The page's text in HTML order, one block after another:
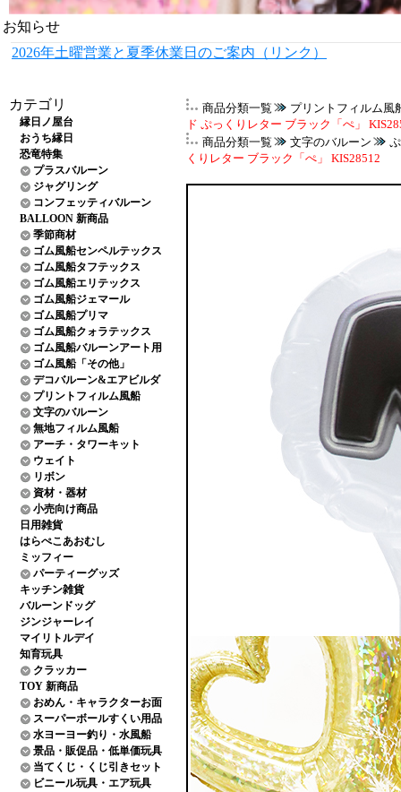
お知らせ
2026年土曜営業と夏季休業日のご案内（リンク）
カテゴリ
縁日ノ屋台
おうち縁日
恐竜特集
プラスバルーン
ジャグリング
コンフェッティバルーン
BALLOON 新商品
季節商材
ゴム風船センペルテックス
ゴム風船タフテックス
ゴム風船エリテックス
ゴム風船ジェマール
ゴム風船プリマ
ゴム風船クォラテックス
ゴム風船バルーンアート用
ゴム風船「その他」
デコバルーン&エアビルダ
プリントフィルム風船
文字のバルーン
無地フィルム風船
アーチ・タワーキット
ウェイト
リボン
資材・器材
小売向け商品
日用雑貨
はらぺこあおむし
ミッフィー
パーティーグッズ
キッチン雑貨
バルーンドッグ
ジンジャーレイ
マイリトルデイ
知育玩具
クラッカー
TOY 新商品
おめん・キャラクターお面
スーパーボールすくい用品
水ヨーヨー釣り・水風船
景品・販促品・低単価玩具
当てくじ・くじ引きセット
ビニール玩具・エア玩具
商品分類一覧
プリントフィルム風
ド ぷっくりレター ブラック「ぺ」
商品分類一覧
文字のバルーン
くりレター ブラック「ぺ」 KIS28512